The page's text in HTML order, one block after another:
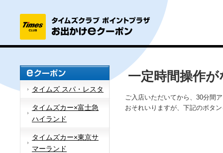
タイムズ スパ・レスタ
タイムズカー×富士急
ハイランド
タイムズカー×東京サ
マーランド
一定時間操作
ご入店いただいてから、30分間
おそれいりますが、下記のボタ